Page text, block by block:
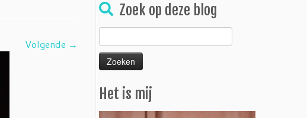
Volgende →
Zoek op deze blog
Zoeken
naar:
Het is mij